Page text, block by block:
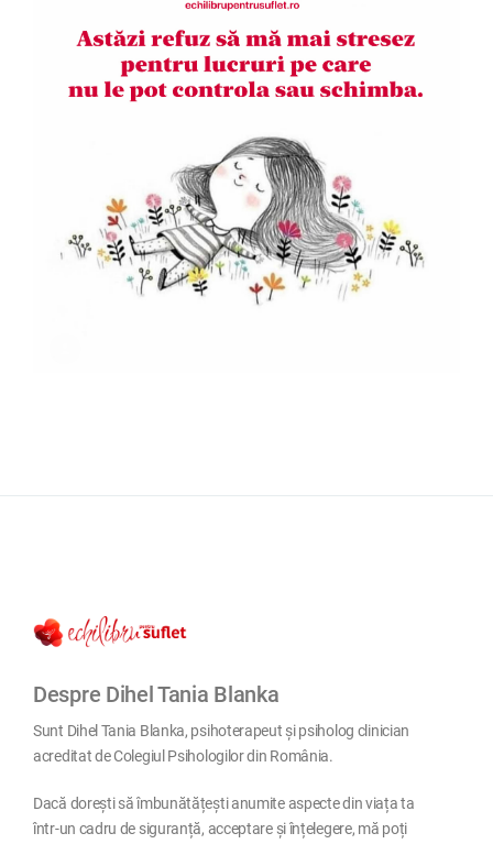
Despre Dihel Tania Blanka
Sunt Dihel Tania Blanka, psihoterapeut și psiholog clinician
acreditat de Colegiul Psihologilor din România.
Dacă dorești să îmbunătățești anumite aspecte din viața ta
într-un cadru de siguranță, acceptare și înțelegere, mă poți